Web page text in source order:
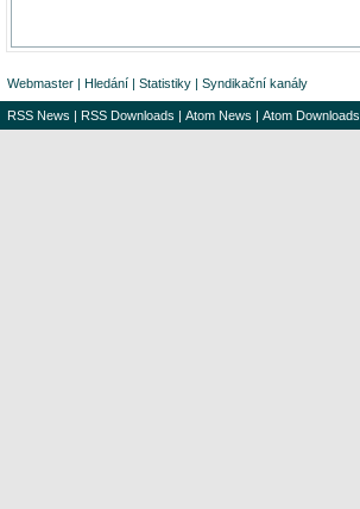
Webmaster | Hledání | Statistiky | Syndikační kanály
RSS News | RSS Downloads | Atom News | Atom Downloads